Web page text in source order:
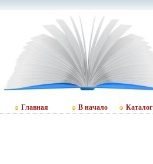
Главная В начало Каталог